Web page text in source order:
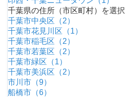
千葉県の住所（市区町村）を選択
千葉市中央区（2）
千葉市花見川区（1）
千葉市稲毛区（2）
千葉市若葉区（2）
千葉市緑区（1）
千葉市美浜区（2）
市川市（9）
船橋市（6）